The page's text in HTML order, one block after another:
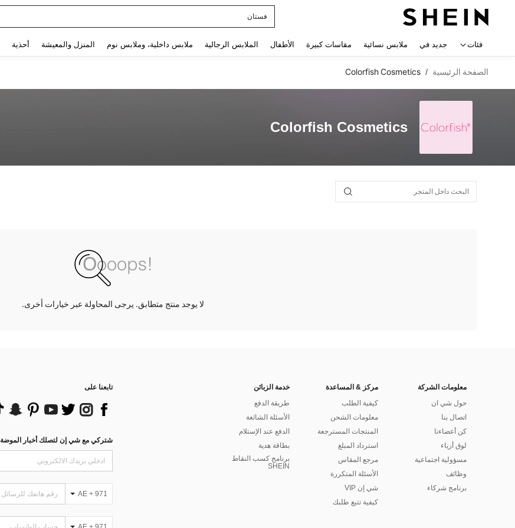
فستان
فئات جديد في ملابس نسائية مقاسات كبيرة الأطفال الملابس الرجالية ملابس داخلية، وملابس نوم المنزل والمعيشة أحذية
الصفحة الرئيسية /
Colorfish Cosmetics
Colorfish Cosmetics
لا يوجد منتج متطابق. يرجى المحاولة عبر خيارات أخرى.
معلومات الشركة
حول شي ان
اتصال بنا
كن أعضاءنا
لوق أزياء
مسؤولية اجتماعية
وظائف
برنامج شركاء
مركز & المساعدة
كيفية الطلب
معلومات الشحن
المنتجات المسترجعة
استرداد المبلغ
مرجع المقاس
الأسئلة المتكررة
شي إن VIP
كيفية تتبع طلبك
خدمة الزبائن
طريقة الدفع
الأسئلة الشائعة
الدفع عند الإستلام
بطاقة هدية
برنامج كسب النقاط
SHEIN
تابعنا على
شتركي مع شي إن لتصلك أخبار الموضة
AE + 971